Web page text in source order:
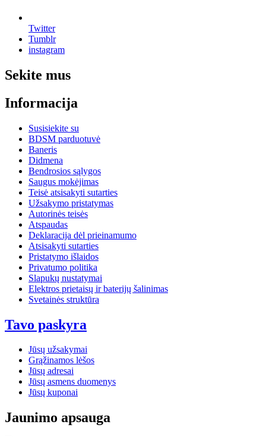
Twitter
Tumblr
instagram
Sekite mus
Informacija
Susisiekite su
BDSM parduotuvė
Baneris
Didmena
Bendrosios sąlygos
Saugus mokėjimas
Teisė atsisakyti sutarties
Užsakymo pristatymas
Autorinės teisės
Atspaudas
Deklaracija dėl prieinamumo
Atsisakyti sutarties
Pristatymo išlaidos
Privatumo politika
Slapukų nustatymai
Elektros prietaisų ir baterijų šalinimas
Svetainės struktūra
Tavo paskyra
Jūsų užsakymai
Grąžinamos lėšos
Jūsų adresai
Jūsų asmens duomenys
Jūsų kuponai
Jaunimo apsauga